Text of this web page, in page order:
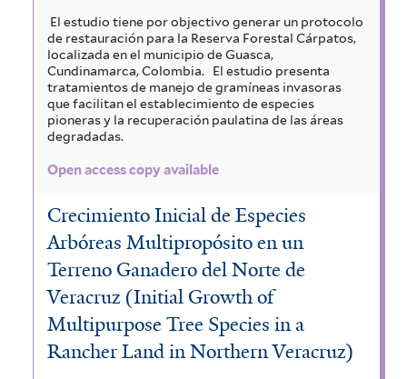
El estudio tiene por objectivo generar un protocolo
de restauración para la Reserva Forestal Cárpatos,
localizada en el municipio de Guasca,
Cundinamarca, Colombia.
El estudio presenta
tratamientos de manejo de gramíneas invasoras
que facilitan el establecimiento de especies
pioneras y la recuperación paulatina de las áreas
degradadas.
Open access copy available
Crecimiento Inicial de Especies
Arbóreas Multipropósito en un
Terreno Ganadero del Norte de
Veracruz (Initial Growth of
Multipurpose Tree Species in a
Rancher Land in Northern Veracruz)